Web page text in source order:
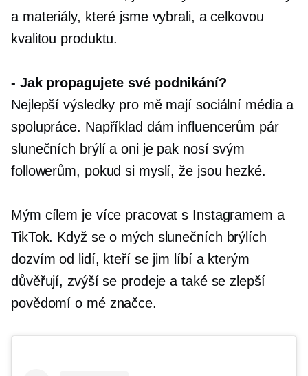
a materiály, které jsme vybrali, a celkovou
kvalitou produktu.
- Jak propagujete své podnikání?
Nejlepší výsledky pro mě mají sociální média a
spolupráce. Například dám influencerům pár
slunečních brýlí a oni je pak nosí svým
followerům, pokud si myslí, že jsou hezké.
Mým cílem je více pracovat s Instagramem a
TikTok. Když se o mých slunečních brýlích
dozvím od lidí, kteří se jim líbí a kterým
důvěřují, zvýší se prodeje a také se zlepší
povědomí o mé značce.